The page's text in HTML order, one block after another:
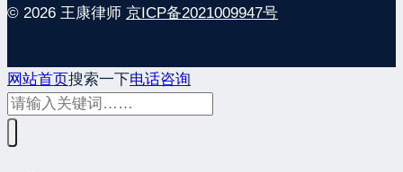
© 2026 王康律师 京ICP备2021009947号
网站首页搜索一下电话咨询